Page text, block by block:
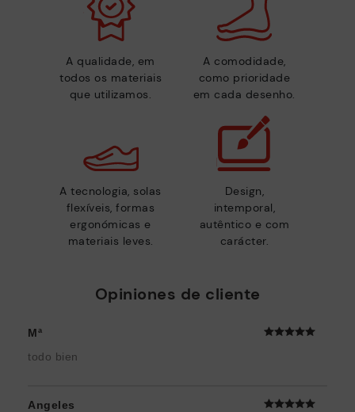
A qualidade, em
todos os materiais
que utilizamos.
A comodidade,
como prioridade
em cada desenho.
A tecnologia, solas
flexíveis, formas
ergonómicas e
materiais leves.
Design,
intemporal,
autêntico e com
carácter.
Opiniones de cliente
Mª
todo bien
Angeles